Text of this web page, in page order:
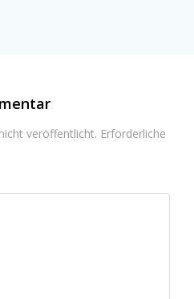
veröffentlicht. Erforderliche